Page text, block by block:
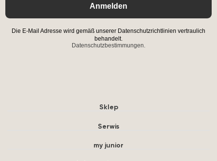
Anmelden
Die E-Mail Adresse wird gemäß unserer Datenschutzrichtlinien vertraulich
behandelt.
Datenschutzbestimmungen.
Sklep
Serwis
my junior